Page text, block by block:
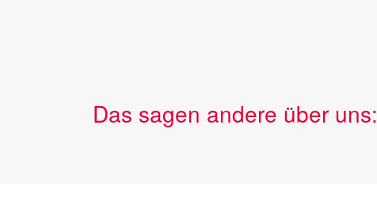
Das sagen andere über uns: